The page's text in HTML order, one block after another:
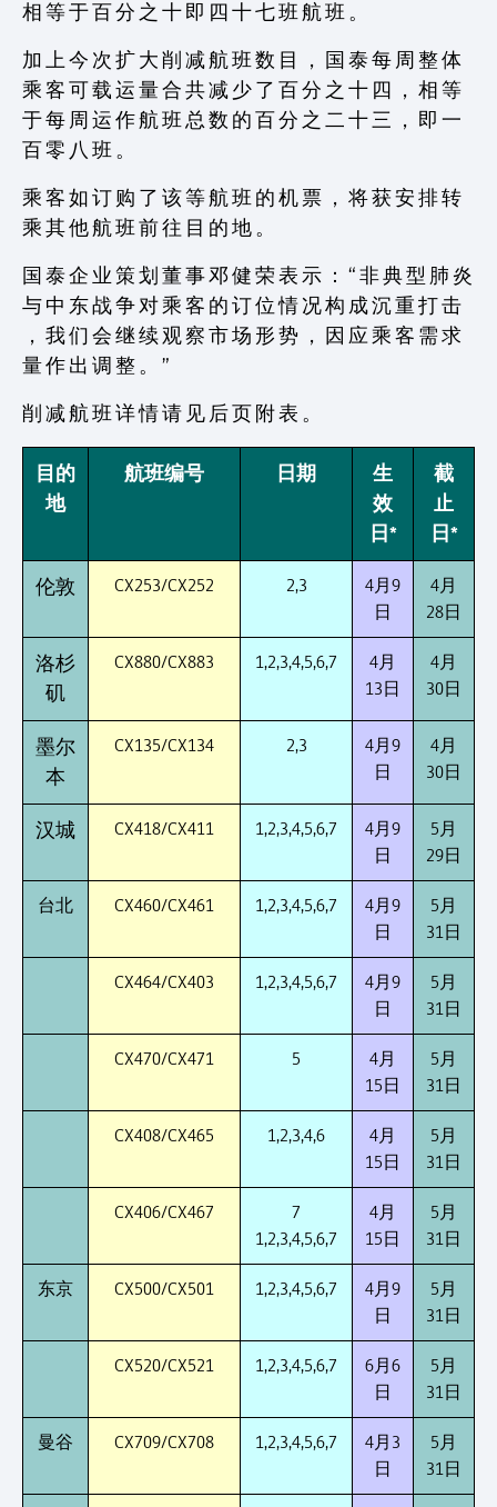
相 等 于 百 分 之 十 即 四 十 七 班 航 班 。
加 上 今 次 扩 大 削 减 航 班 数 目 ， 国 泰 每 周 整 体
乘 客 可 载 运 量 合 共 减 少 了 百 分 之 十 四 ， 相 等
于 每 周 运 作 航 班 总 数 的 百 分 之 二 十 三 ， 即 一
百 零 八 班 。
乘 客 如 订 购 了 该 等 航 班 的 机 票 ， 将 获 安 排 转
乘 其 他 航 班 前 往 目 的 地 。
国 泰 企 业 策 划 董 事 邓 健 荣 表 示 ： “ 非 典 型 肺 炎
与 中 东 战 争 对 乘 客 的 订 位 情 况 构 成 沉 重 打 击
， 我 们 会 继 续 观 察 市 场 形 势 ， 因 应 乘 客 需 求
量 作 出 调 整 。 ”
削 减 航 班 详 情 请 见 后 页 附 表 。
目的
地
航班编号 日期
生
效
日*
截
止
日*
伦敦 CX253/CX252 2,3
4月9
日
4月
28日
洛杉
矶
CX880/CX883 1,2,3,4,5,6,7
4月
13日
4月
30日
墨尔
本
CX135/CX134 2,3
4月9
日
4月
30日
汉城 CX418/CX411 1,2,3,4,5,6,7
4月9
日
5月
29日
台北 CX460/CX461 1,2,3,4,5,6,7
4月9
日
5月
31日
CX464/CX403 1,2,3,4,5,6,7
4月9
日
5月
31日
CX470/CX471 5
4月
15日
5月
31日
CX408/CX465 1,2,3,4,6
4月
15日
5月
31日
CX406/CX467
7
1,2,3,4,5,6,7
4月
15日
5月
31日
东京 CX500/CX501 1,2,3,4,5,6,7
4月9
日
5月
31日
CX520/CX521 1,2,3,4,5,6,7
6月6
日
5月
31日
曼谷 CX709/CX708 1,2,3,4,5,6,7
4月3
日
5月
31日